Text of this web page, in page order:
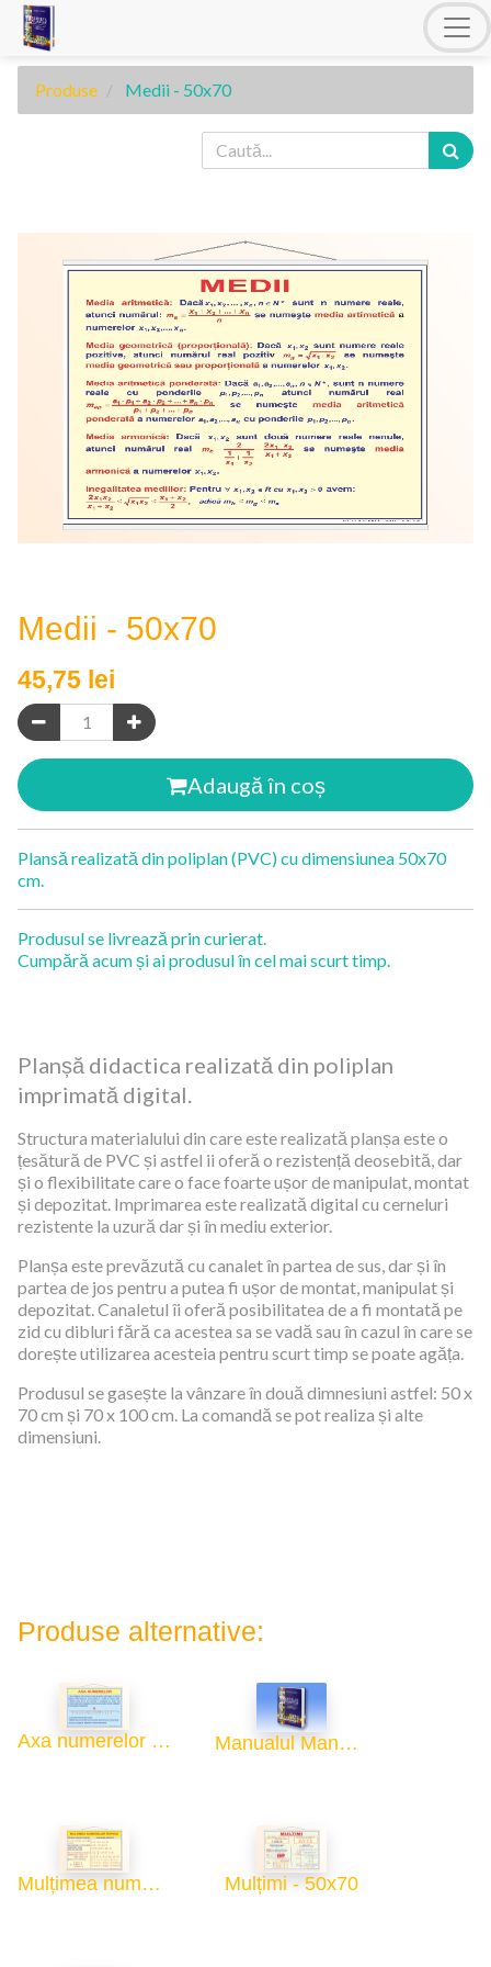
Produse Medii - 50x70
Medii - 50x70
45,75 lei
Adaugă în coș
Plansă realizată din poliplan (PVC) cu dimensiunea 50x70
cm.
Produsul se livrează prin curierat.
Cumpără acum și ai produsul în cel mai scurt timp.
Planșă didactica realizată din poliplan
imprimată digital.
Structura materialului din care este realizată planșa este o
țesătură de PVC și astfel ii oferă o rezistență deosebită, dar
și o flexibilitate care o face foarte ușor de manipulat, montat
și depozitat. Imprimarea este realizată digital cu cerneluri
rezistente la uzură dar și în mediu exterior.
Planșa este prevăzută cu canalet în partea de sus, dar și în
partea de jos pentru a putea fi ușor de montat, manipulat și
depozitat. Canaletul îi oferă posibilitatea de a fi montată pe
zid cu dibluri fără ca acestea sa se vadă sau în cazul în care se
dorește utilizarea acesteia pentru scurt timp se poate agăța.
Produsul se gasește la vânzare în două dimnesiuni astfel: 50 x
70 cm și 70 x 100 cm. La comandă se pot realiza și alte
dimensiuni.
Produse alternative:
Axa numerelor - 50x70 Manualul Manualelor
Mulțimea numerelor întregi - 50x70 Mulțimi - 50x70